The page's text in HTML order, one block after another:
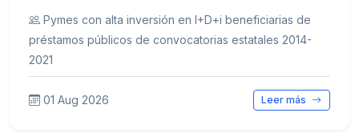
Pymes con alta inversión en I+D+i beneficiarias de
préstamos públicos de convocatorias estatales 2014-
2021
01 Aug 2026 Leer más